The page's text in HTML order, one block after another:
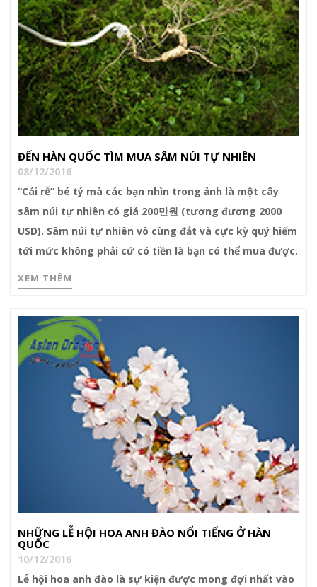
ĐẾN HÀN QUỐC TÌM MUA SÂM NÚI TỰ NHIÊN
08/12/2016
“Cái rễ” bé tý mà các bạn nhìn trong ảnh là một cây
sâm núi tự nhiên có giá 200만원 (tương đương 2000
USD). Sâm núi tự nhiên vô cùng đắt và cực kỳ quý hiếm
tới mức không phải cứ có tiền là bạn có thể mua được.
XEM THÊM
NHỮNG LỄ HỘI HOA ANH ĐÀO NỔI TIẾNG Ở HÀN
QUỐC
10/12/2016
Lễ hội hoa anh đào là sự kiện được mong đợi nhất vào